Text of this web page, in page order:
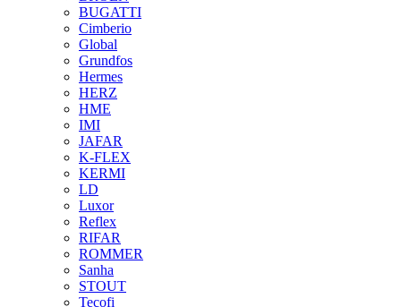
BUGATTI
Cimberio
Global
Grundfos
Hermes
HERZ
HME
IMI
JAFAR
K-FLEX
KERMI
LD
Luxor
Reflex
RIFAR
ROMMER
Sanha
STOUT
Tecofi